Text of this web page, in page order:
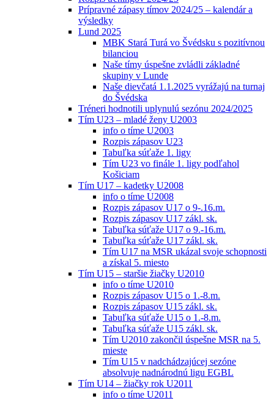
Prípravné zápasy tímov 2024/25 – kalendár a
výsledky
Lund 2025
MBK Stará Turá vo Švédsku s pozitívnou
bilanciou
Naše tímy úspešne zvládli základné
skupiny v Lunde
Naše dievčatá 1.1.2025 vyrážajú na turnaj
do Švédska
Tréneri hodnotili uplynulú sezónu 2024/2025
Tím U23 – mladé ženy U2003
info o tíme U2003
Rozpis zápasov U23
Tabuľka súťaže 1. ligy
Tím U23 vo finále 1. ligy podľahol
Košiciam
Tím U17 – kadetky U2008
info o tíme U2008
Rozpis zápasov U17 o 9-.16.m.
Rozpis zápasov U17 zákl. sk.
Tabuľka súťaže U17 o 9.-16.m.
Tabuľka súťaže U17 zákl. sk.
Tím U17 na MSR ukázal svoje schopnosti
a získal 5. miesto
Tím U15 – staršie žiačky U2010
info o tíme U2010
Rozpis zápasov U15 o 1.-8.m.
Rozpis zápasov U15 zákl. sk.
Tabuľka súťaže U15 o 1.-8.m.
Tabuľka súťaže U15 zákl. sk.
Tím U2010 zakončil úspešne MSR na 5.
mieste
Tím U15 v nadchádzajúcej sezóne
absolvuje nadnárodnú ligu EGBL
Tím U14 – žiačky rok U2011
info o tíme U2011